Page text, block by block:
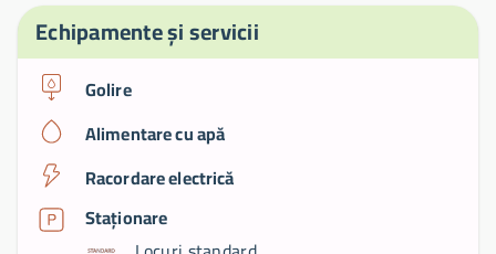
Echipamente și servicii
Golire
Alimentare cu apă
Racordare electrică
Staționare